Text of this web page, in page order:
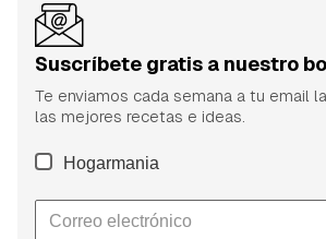
Suscríbete gratis a nuestro
Te enviamos cada semana a tu email
las mejores recetas e ideas.
Hogarmania